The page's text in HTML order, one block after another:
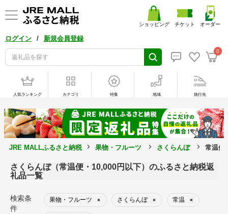
ログイン / 新規会員登録
0
ショッピング チケット オーダー
人気ランキング カテゴリ 特集 地域 旅行先
JRE MALLふるさと納税 果物・フルーツ さくらんぼ 常温便
さくらんぼ（常温便・10,000円以下）のふるさと納税返
礼品一覧
検索条
件
果物・フルーツ × さくらんぼ × 常温 ×